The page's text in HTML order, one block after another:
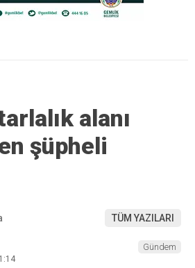
alanı
şüpheli
TÜM YAZILARI
Gündem